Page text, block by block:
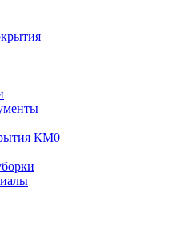
КМ0